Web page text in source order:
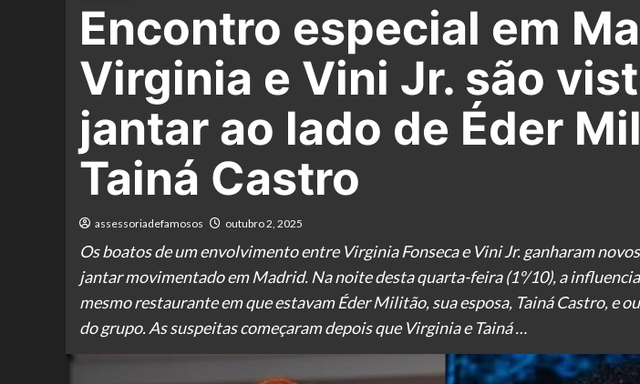
Encontro especial em
Virginia e Vini Jr. são
jantar ao lado de Éder
Tainá Castro
assessoriadefamosos outubro 2, 2025
Os boatos de um envolvimento entre Virginia Fonseca e Vini Jr. ganharam
jantar movimentado em Madrid. Na noite desta quarta-feira (1º/10), a
mesmo restaurante em que estavam Éder Militão, sua esposa, Tainá Castro, e
do grupo. As suspeitas começaram depois que Virginia e Tainá …